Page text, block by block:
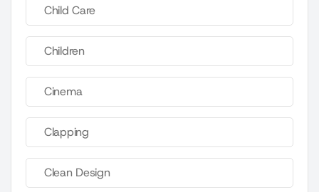
Child Care
Children
Cinema
Clapping
Clean Design